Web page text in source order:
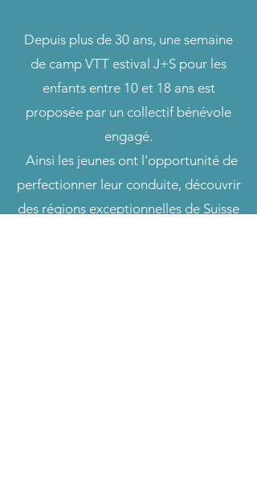
Depuis plus de 30 ans, une semaine
de camp VTT estival J+S pour les
enfants entre 10 et 18 ans est
proposée par un collectif bénévole
engagé.
Ainsi les jeunes ont l'opportunité de
perfectionner leur conduite, découvrir
des régions exceptionnelles de Suisse